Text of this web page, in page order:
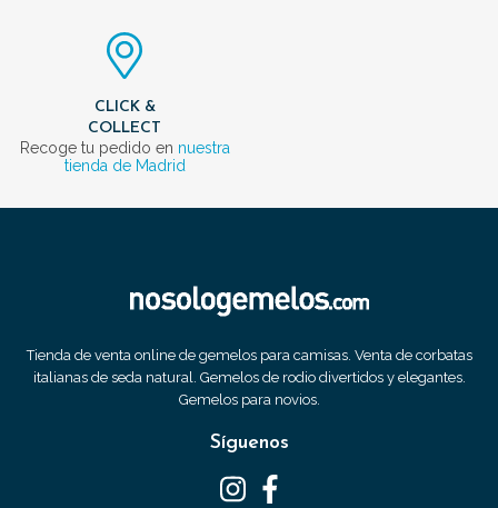
CLICK &
COLLECT
Recoge tu pedido en nuestra
tienda de Madrid
Tienda de venta online de gemelos para camisas. Venta de corbatas
italianas de seda natural. Gemelos de rodio divertidos y elegantes.
Gemelos para novios.
Síguenos